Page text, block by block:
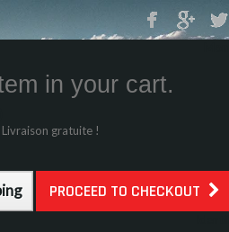
in your cart.
Livraison gratuite !
PROCEED TO CHECKOUT